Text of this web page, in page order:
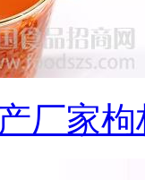
厂家